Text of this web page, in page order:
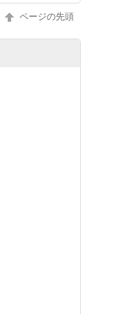
ページの先頭